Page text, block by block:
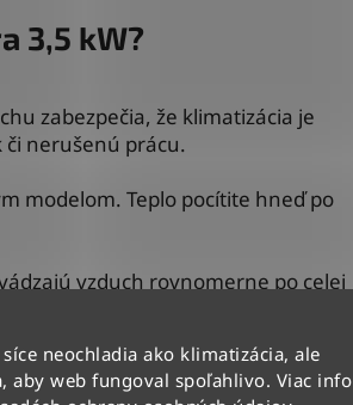
síce neochladia ako klimatizácia, ale
aby web fungoval spoľahlivo. Viac info
3,5 kW?
zabezpečia, že klimatizácia je
nerušenú prácu.
modelom. Teplo pocítite hneď po
vzduch rovnomerne po celej
alergény, vírusy aj nepríjemné
vzduch – ideálne pre alergikov či